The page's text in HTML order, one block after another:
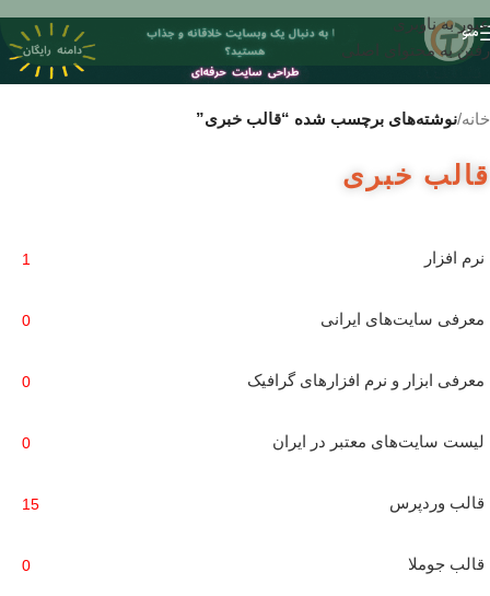
عبور به ناوبری
رفتن به محتوای اصلی
منو
خانه/نوشته‌های برچسب شده “قالب خبری”
قالب خبری
نرم افزار 1
معرفی سایت‌های ایرانی 0
معرفی ابزار و نرم افزارهای گرافیک 0
لیست سایت‌های معتبر در ایران 0
قالب وردپرس 15
قالب جوملا 0